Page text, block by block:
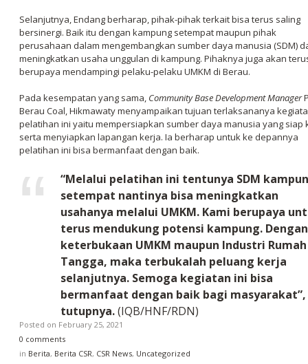
Selanjutnya, Endang berharap, pihak-pihak terkait bisa terus saling
bersinergi. Baik itu dengan kampung setempat maupun pihak
perusahaan dalam mengembangkan sumber daya manusia (SDM)
meningkatkan usaha unggulan di kampung. Pihaknya juga akan
berupaya mendampingi pelaku-pelaku UMKM di Berau.
Pada kesempatan yang sama, Community Base Development Manager
Berau Coal, Hikmawaty menyampaikan tujuan terlaksananya
pelatihan ini yaitu mempersiapkan sumber daya manusia yang siap
serta menyiapkan lapangan kerja. Ia berharap untuk ke depannya
pelatihan ini bisa bermanfaat dengan baik.
“Melalui pelatihan ini tentunya SDM
setempat nantinya bisa meningkatkan
usahanya melalui UMKM. Kami berupaya
terus mendukung potensi kampung. Dengan
keterbukaan UMKM maupun Industri Rumah
Tangga, maka terbukalah peluang kerja
selanjutnya. Semoga kegiatan ini bisa
bermanfaat dengan baik bagi masyarakat”,
tutupnya.(IQB/HNF/RDN)
Posted on February 25, 2021
0 comments
in Berita, Berita CSR, CSR News, Uncategorized